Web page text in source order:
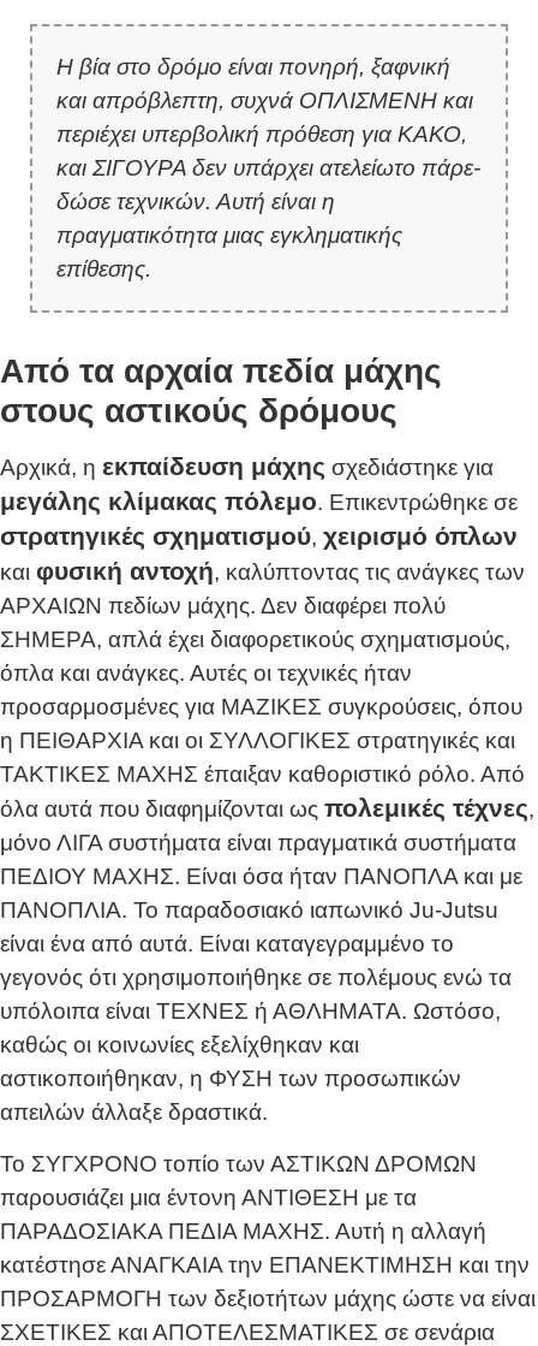
Η βία στο δρόμο είναι πονηρή, ξαφνική
και απρόβλεπτη, συχνά ΟΠΛΙΣΜΕΝΗ και
περιέχει υπερβολική πρόθεση για ΚΑΚΟ,
και ΣΙΓΟΥΡΑ δεν υπάρχει ατελείωτο πάρε-
δώσε τεχνικών. Αυτή είναι η
πραγματικότητα μιας εγκληματικής
επίθεσης.
Από τα αρχαία πεδία μάχης
στους αστικούς δρόμους
Αρχικά, η εκπαίδευση μάχης σχεδιάστηκε για
μεγάλης κλίμακας πόλεμο. Επικεντρώθηκε σε
στρατηγικές σχηματισμού, χειρισμό όπλων
και φυσική αντοχή, καλύπτοντας τις ανάγκες των
ΑΡΧΑΙΩΝ πεδίων μάχης. Δεν διαφέρει πολύ
ΣΗΜΕΡΑ, απλά έχει διαφορετικούς σχηματισμούς,
όπλα και ανάγκες. Αυτές οι τεχνικές ήταν
προσαρμοσμένες για ΜΑΖΙΚΕΣ συγκρούσεις, όπου
η ΠΕΙΘΑΡΧΙΑ και οι ΣΥΛΛΟΓΙΚΕΣ στρατηγικές και
ΤΑΚΤΙΚΕΣ ΜΑΧΗΣ έπαιξαν καθοριστικό ρόλο. Από
όλα αυτά που διαφημίζονται ως πολεμικές τέχνες,
μόνο ΛΙΓΑ συστήματα είναι πραγματικά συστήματα
ΠΕΔΙΟΥ ΜΑΧΗΣ. Είναι όσα ήταν ΠΑΝΟΠΛΑ και με
ΠΑΝΟΠΛΙΑ. Το παραδοσιακό ιαπωνικό Ju-Jutsu
είναι ένα από αυτά. Είναι καταγεγραμμένο το
γεγονός ότι χρησιμοποιήθηκε σε πολέμους ενώ τα
υπόλοιπα είναι ΤΕΧΝΕΣ ή ΑΘΛΗΜΑΤΑ. Ωστόσο,
καθώς οι κοινωνίες εξελίχθηκαν και
αστικοποιήθηκαν, η ΦΥΣΗ των προσωπικών
απειλών άλλαξε δραστικά.
Το ΣΥΓΧΡΟΝΟ τοπίο των ΑΣΤΙΚΩΝ ΔΡΟΜΩΝ
παρουσιάζει μια έντονη ΑΝΤΙΘΕΣΗ με τα
ΠΑΡΑΔΟΣΙΑΚΑ ΠΕΔΙΑ ΜΑΧΗΣ. Αυτή η αλλαγή
κατέστησε ΑΝΑΓΚΑΙΑ την ΕΠΑΝΕΚΤΙΜΗΣΗ και την
ΠΡΟΣΑΡΜΟΓΗ των δεξιοτήτων μάχης ώστε να είναι
ΣΧΕΤΙΚΕΣ και ΑΠΟΤΕΛΕΣΜΑΤΙΚΕΣ σε σενάρια